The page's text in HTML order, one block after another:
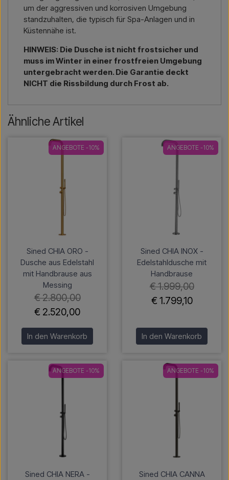
um der aggressiven und korrosiven Umgebung
standzuhalten, die typisch für Spa-Anlagen und in
Küstennähe ist.
HINWEIS: Die Dusche ist nicht frostsicher und
muss im Winter in einer frostfreien Umgebung
untergebracht werden. Die Garantie deckt
NICHT die Rissbildung durch Frost ab.
Ähnliche Artikel
ANGEBOTE -10%
Sined CHIA ORO -
Dusche aus Edelstahl
mit Handbrause aus
Messing
€ 2.800,00
€ 2.520,00
In den Warenkorb
ANGEBOTE -10%
Sined CHIA INOX -
Edelstahldusche mit
Handbrause
€ 1.999,00
€ 1.799,10
In den Warenkorb
ANGEBOTE -10%
Sined CHIA NERA -
ANGEBOTE -10%
Sined CHIA CANNA